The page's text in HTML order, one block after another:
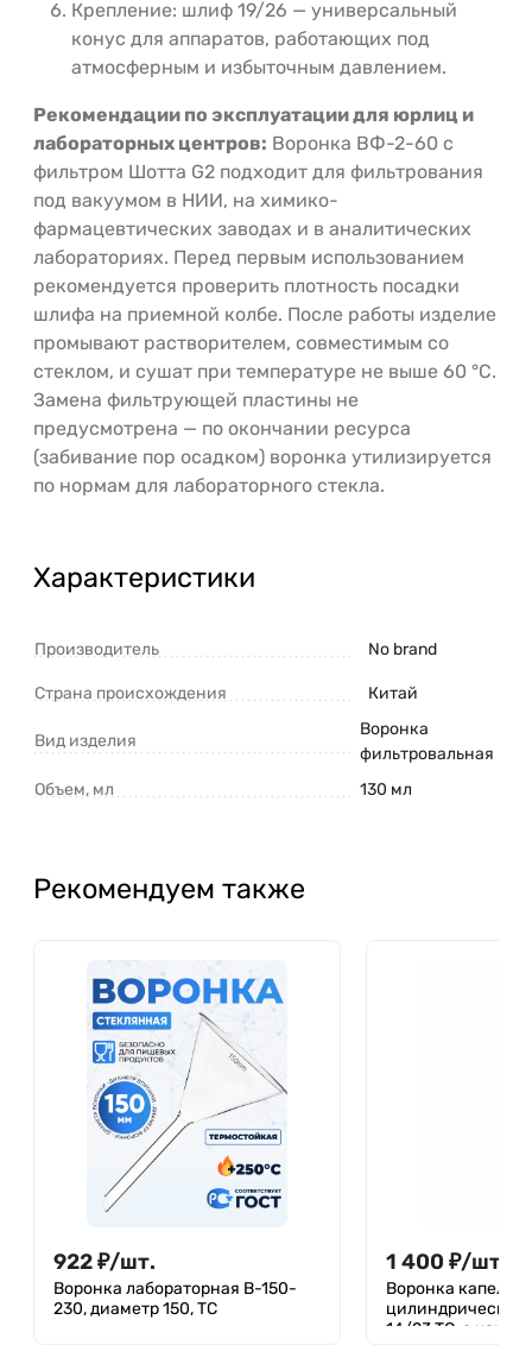
Крепление: шлиф 19/26 — универсальный
конус для аппаратов, работающих под
атмосферным и избыточным давлением.
Рекомендации по эксплуатации для юрлиц и
лабораторных центров: Воронка ВФ-2-60 с
фильтром Шотта G2 подходит для фильтрования
под вакуумом в НИИ, на химико-
фармацевтических заводах и в аналитических
лабораториях. Перед первым использованием
рекомендуется проверить плотность посадки
шлифа на приемной колбе. После работы изделие
промывают растворителем, совместимым со
стеклом, и сушат при температуре не выше 60 °C.
Замена фильтрующей пластины не
предусмотрена — по окончании ресурса
(забивание пор осадком) воронка утилизируется
по нормам для лабораторного стекла.
Характеристики
Производитель No brand
Страна происхождения Китай
Вид изделия
Воронка
фильтровальная
Объем, мл
130 мл
Рекомендуем также
922₽/шт.
Воронка лабораторная В-150-
230, диаметр 150, ТС
1 400 ₽/шт.
Воронка
цилиндрическая
14/23 ТС, с